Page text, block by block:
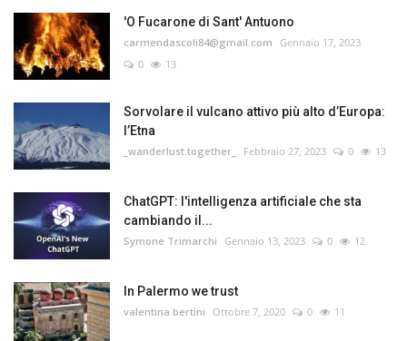
'O Fucarone di Sant' Antuono
carmendascoli84@gmail.com
Gennaio 17, 2023
0
13
Sorvolare il vulcano attivo più alto d’Europa:
l’Etna
_wanderlust.together_ Febbraio 27, 2023 0 13
ChatGPT: l'intelligenza artificiale che sta
cambiando il...
Symone Trimarchi Gennaio 13, 2023 0 12
In Palermo we trust
valentina bertini Ottobre 7, 2020 0 11